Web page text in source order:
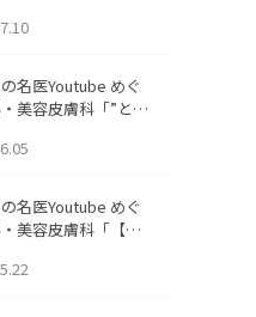
かす副作用・リバ
しました。
名医Youtube めぐ
美容皮膚科「”とお
悩みに本気で答え
名医Youtube めぐ
美容皮膚科「【ヒ
ブリッド注入を美